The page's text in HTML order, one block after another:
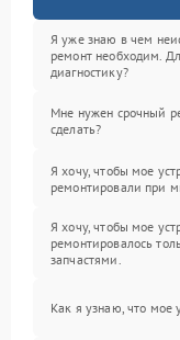
Я уже знаю в чем
ремонт необходим.
диагностику?
Мне нужен срочный
сделать?
Я хочу, чтобы мое
ремонтировали при
Я хочу, чтобы мое
ремонтировалось
запчастями.
Как я узнаю, что мое